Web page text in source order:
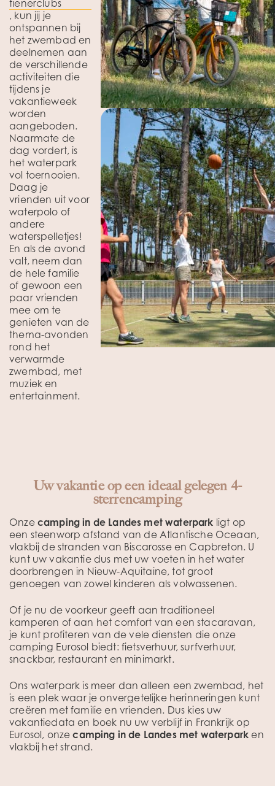
tienerclubs
, kun jij je
ontspannen bij
het zwembad en
deelnemen aan
de verschillende
activiteiten die
tijdens je
vakantieweek
worden
aangeboden.
Naarmate de
dag vordert, is
het waterpark
vol toernooien.
Daag je
vrienden uit voor
waterpolo of
andere
waterspelletjes!
En als de avond
valt, neem dan
de hele familie
of gewoon een
paar vrienden
mee om te
genieten van de
thema-avonden
rond het
verwarmde
zwembad, met
muziek en
entertainment.
Uw vakantie op een ideaal gelegen 4-
sterrencamping
Onze camping in de Landes met waterpark ligt op
een steenworp afstand van de Atlantische Oceaan,
vlakbij de stranden van Biscarosse en Capbreton. U
kunt uw vakantie dus met uw voeten in het water
doorbrengen in Nieuw-Aquitaine, tot groot
genoegen van zowel kinderen als volwassenen.
Of je nu de voorkeur geeft aan traditioneel
kamperen of aan het comfort van een stacaravan,
je kunt profiteren van de vele diensten die onze
camping Eurosol biedt: fietsverhuur, surfverhuur,
snackbar, restaurant en minimarkt.
Ons waterpark is meer dan alleen een zwembad, het
is een plek waar je onvergetelijke herinneringen kunt
creëren met familie en vrienden. Dus kies uw
vakantiedata en boek nu uw verblijf in Frankrijk op
Eurosol, onzecamping in de Landes met waterpark en
vlakbij het strand.